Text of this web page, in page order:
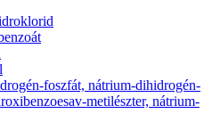
foszfát, nátrium-dihidrogén-
metilészter, nátrium-